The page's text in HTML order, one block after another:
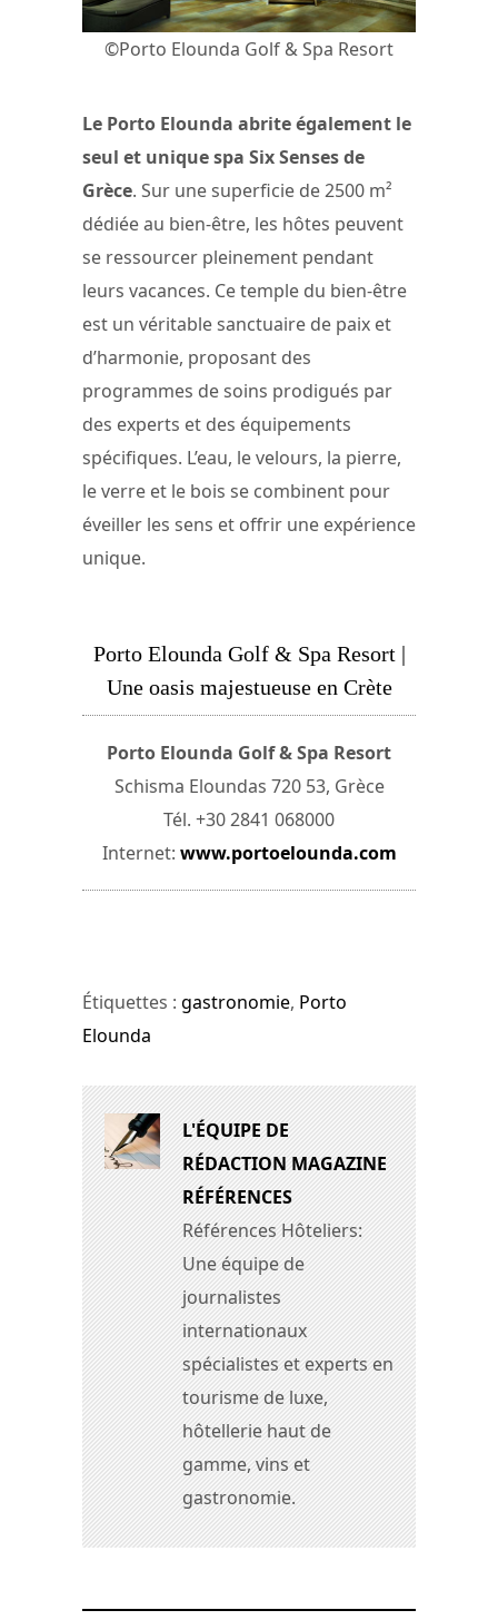
©Porto Elounda Golf & Spa Resort
Le Porto Elounda abrite également le
seul et unique spa Six Senses de
Grèce. Sur une superficie de 2500 m²
dédiée au bien-être, les hôtes peuvent
se ressourcer pleinement pendant
leurs vacances. Ce temple du bien-être
est un véritable sanctuaire de paix et
d’harmonie, proposant des
programmes de soins prodigués par
des experts et des équipements
spécifiques. L’eau, le velours, la pierre,
le verre et le bois se combinent pour
éveiller les sens et offrir une expérience
unique.
Porto Elounda Golf & Spa Resort |
Une oasis majestueuse en Crète
Porto Elounda Golf & Spa Resort
Schisma Eloundas 720 53, Grèce
Tél. +30 2841 068000
Internet: www.portoelounda.com
Étiquettes : gastronomie, Porto
Elounda
L'ÉQUIPE DE
RÉDACTION MAGAZINE
RÉFÉRENCES
Références Hôteliers:
Une équipe de
journalistes
internationaux
spécialistes et experts en
tourisme de luxe,
hôtellerie haut de
gamme, vins et
gastronomie.